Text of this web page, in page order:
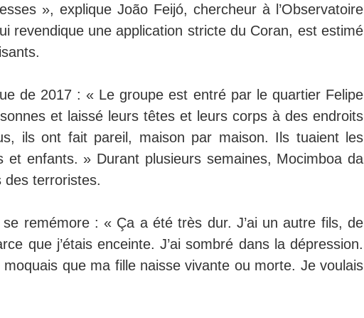
», explique João Feijó, chercheur à l’Observatoire
revendique une application stricte du Coran, est estimé
de 2017 : « Le groupe est entré par le quartier Felipe
et laissé leurs têtes et leurs corps à des endroits
ils ont fait pareil, maison par maison. Ils tuaient les
et enfants. » Durant plusieurs semaines, Mocimboa da
des terroristes.
remémore : « Ça a été très dur. J’ai un autre fils, de
que j’étais enceinte. J’ai sombré dans la dépression.
que ma fille naisse vivante ou morte. Je voulais